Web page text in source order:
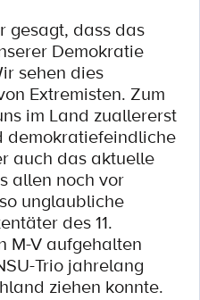
gesagt, dass das
Demokratie
sehen dies
Extremisten. Zum
im Land zuallererst
demokratiefeindliche
auch das aktuelle
allen noch vor
unglaubliche
des 11.
M-V aufgehalten
Trio jahrelang
ziehen konnte.